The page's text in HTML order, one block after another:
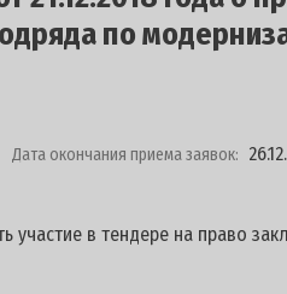
по
Дата окончания приема заявок:
участие в тендере на право